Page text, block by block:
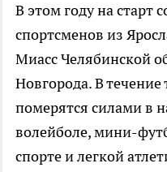
В этом году на старт
спортсменов из
Миасс Челябинской
Новгорода. В
померятся силами в
волейболе, мини-
спорте и легкой